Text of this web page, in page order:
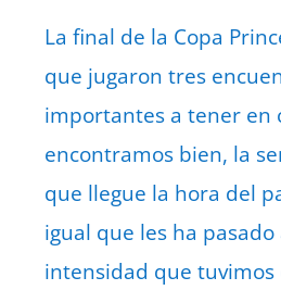
La final de la Copa
que jugaron tres
importantes a tener en
encontramos bien, la
que llegue la hora del
igual que les ha
intensidad que